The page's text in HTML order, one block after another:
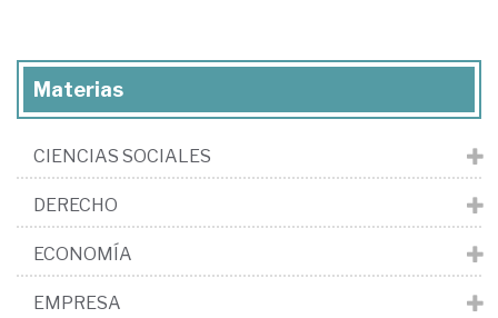
Materias
CIENCIAS SOCIALES
DERECHO
ECONOMÍA
EMPRESA